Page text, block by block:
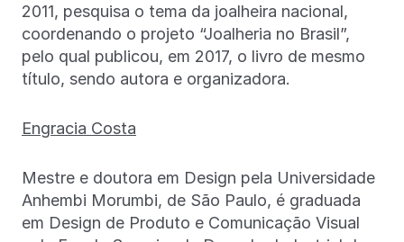
2011, pesquisa o tema da joalheira nacional,
coordenando o projeto “Joalheria no Brasil”,
pelo qual publicou, em 2017, o livro de mesmo
título, sendo autora e organizadora.
Engracia Costa
Mestre e doutora em Design pela Universidade
Anhembi Morumbi, de São Paulo, é graduada
em Design de Produto e Comunicação Visual